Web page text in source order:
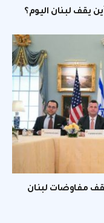
يقف لبنان اليوم؟
مفاوضات لبنان